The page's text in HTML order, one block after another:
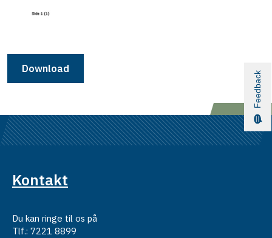
Download
Kontakt
Du kan ringe til os på
Tlf.: 7221 8899
Feedback